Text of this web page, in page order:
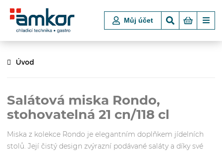
Můj účet
Úvod
Salátová miska Rondo,
stohovatelná 21 cn/118 cl
Miska z kolekce Rondo je elegantním doplňkem jídelních
stolů. Její čistý design zvýrazní podávané saláty a díky své